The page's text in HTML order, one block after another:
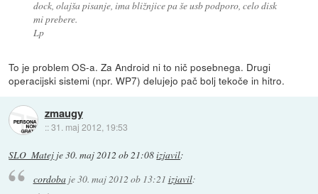
dock, olajša pisanje, ima bližnjice pa še usb podporo, celo disk
mi prebere.
Lp
To je problem OS-a. Za Android ni to nič posebnega. Drugi
operacijski sistemi (npr. WP7) delujejo pač bolj tekoče in hitro.
zmaugy
::31. maj 2012, 19:53
SLO_Matej je30. maj 2012 ob 21:08izjavil:
cordobaje30. maj 2012 ob 13:21 izjavil: